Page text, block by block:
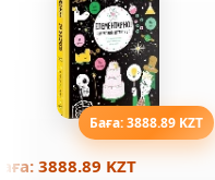
Баға: 3888.89 KZT
3888.89 KZT